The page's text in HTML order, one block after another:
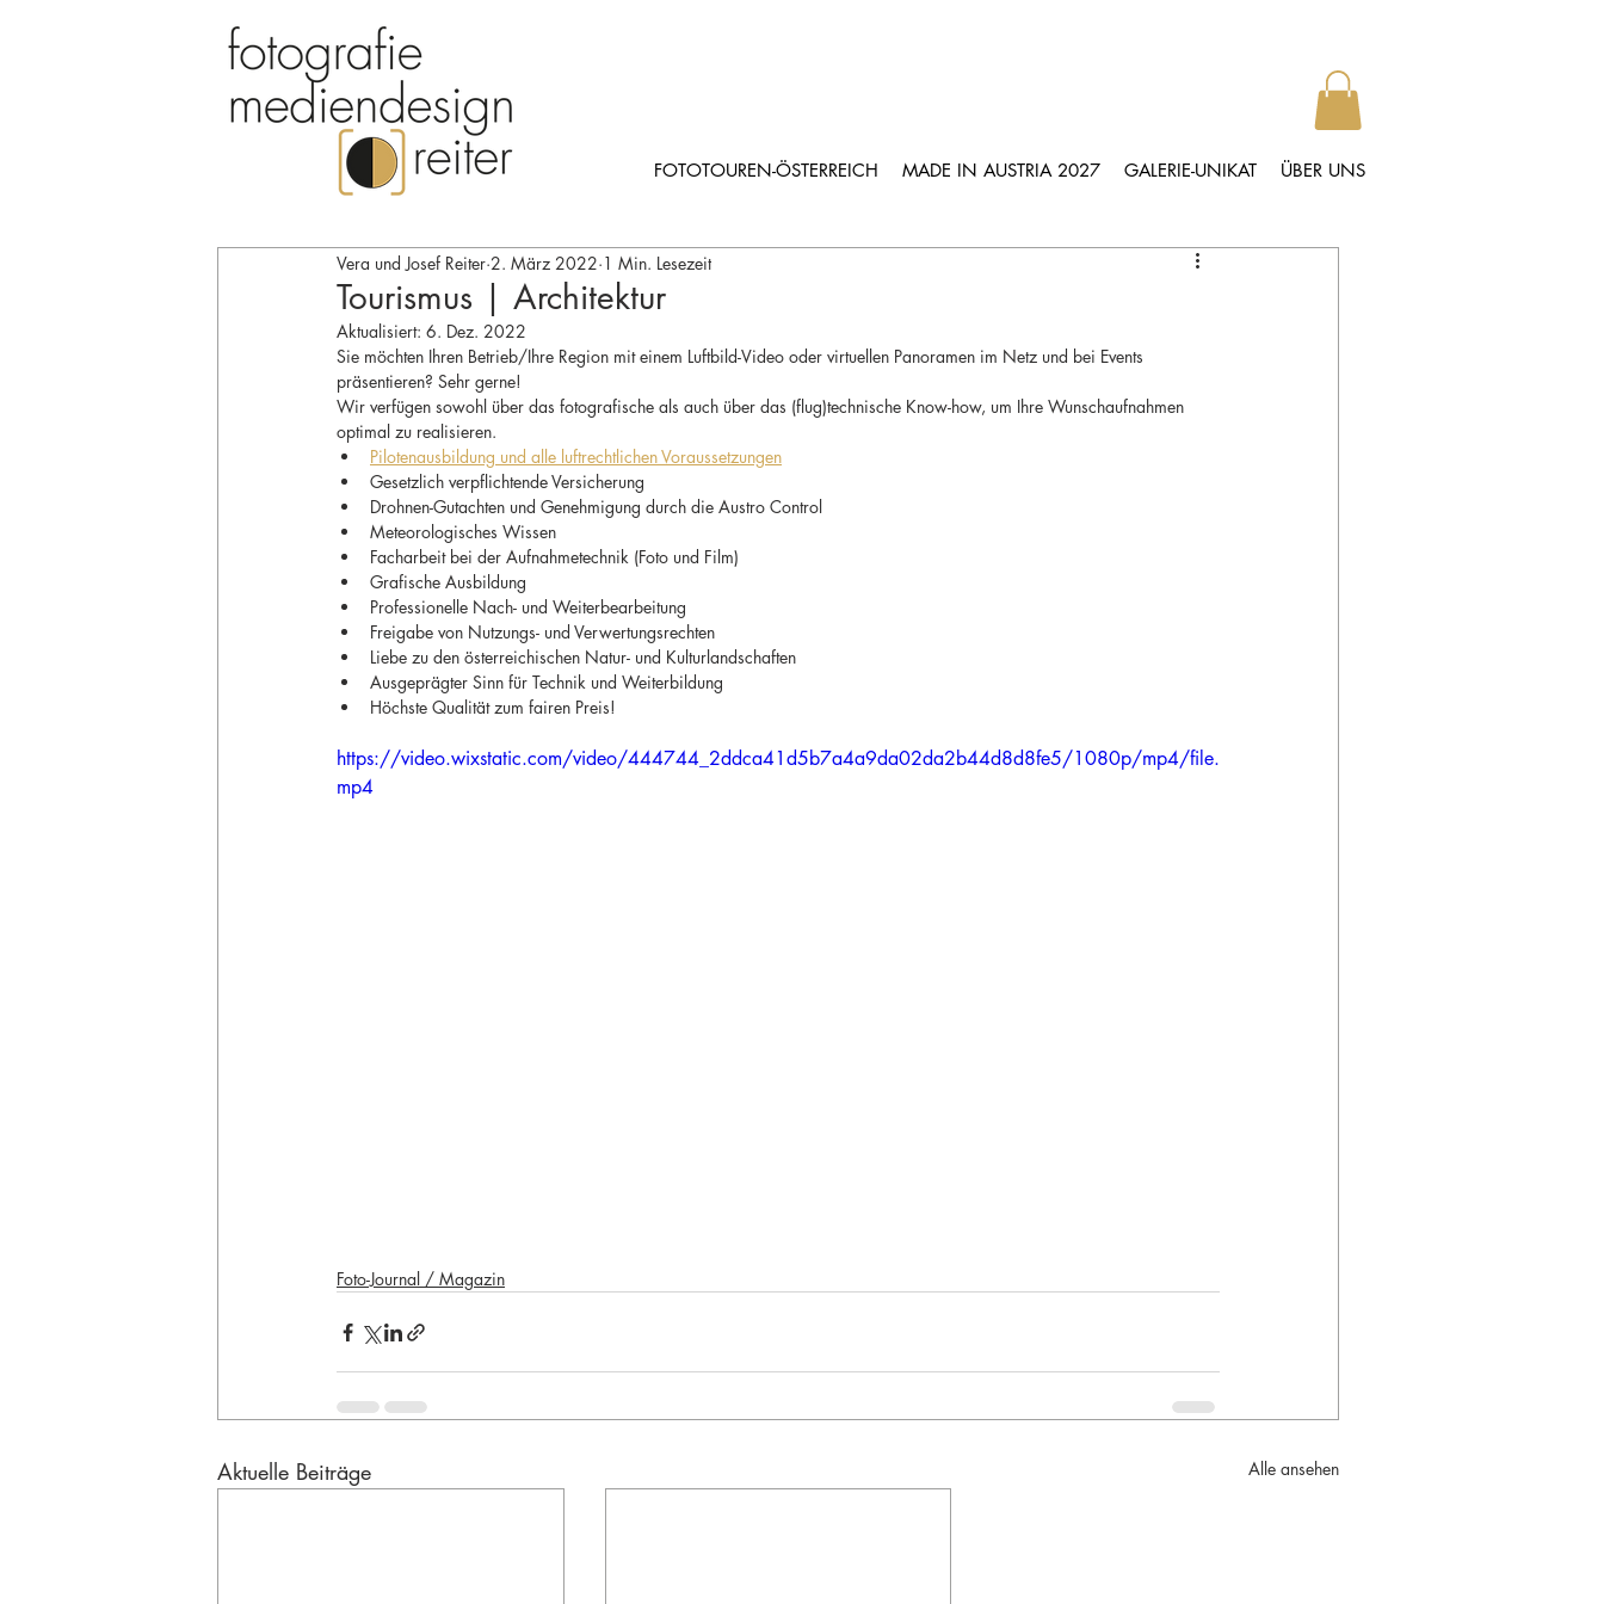
FOTOTOUREN-ÖSTERREICH MADE IN AUSTRIA 2027 GALERIE-UNIKAT ÜBER UNS
Tourismus | Architektur
Vera und Josef Reiter 2. März 2022 1 Min. Lesezeit
Aktualisiert: 6. Dez. 2022
Sie möchten Ihren Betrieb/Ihre Region mit einem Luftbild-Video oder virtuellen Panoramen im Netz und bei Events
präsentieren? Sehr gerne!
Wir verfügen sowohl über das fotografische als auch über das (flug)technische Know-how, um Ihre Wunschaufnahmen
optimal zu realisieren.
Pilotenausbildung und alle luftrechtlichen Voraussetzungen
Gesetzlich verpflichtende Versicherung
Drohnen-Gutachten und Genehmigung durch die Austro Control
Meteorologisches Wissen
Facharbeit bei der Aufnahmetechnik (Foto und Film)
Grafische Ausbildung
Professionelle Nach- und Weiterbearbeitung
Freigabe von Nutzungs- und Verwertungsrechten
Liebe zu den österreichischen Natur- und Kulturlandschaften
Ausgeprägter Sinn für Technik und Weiterbildung
Höchste Qualität zum fairen Preis!
https://video.wixstatic.com/video/444744_2ddca41d5b7a4a9da02da2b44d8d8fe5/1080p/mp4/file.
mp4
Foto-Journal / Magazin
Aktuelle Beiträge Alle ansehen